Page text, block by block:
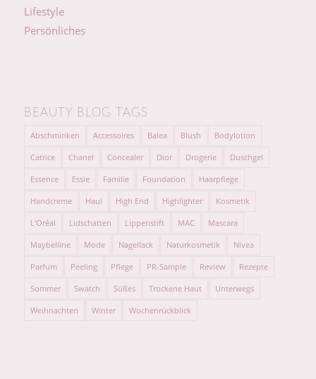
Lifestyle
Persönliches
BEAUTY BLOG TAGS
Abschminken Accessoires Balea Blush Bodylotion
Catrice Chanel Concealer Dior Drogerie Duschgel
Essence Essie Familie Foundation Haarpflege
Handcreme Haul High End Highlighter Kosmetik
L'Oréal Lidschatten Lippenstift MAC Mascara
Maybelline Mode Nagellack Naturkosmetik Nivea
Parfum Peeling Pflege PR-Sample Review Rezepte
Sommer Swatch Süßes Trockene Haut Unterwegs
Weihnachten Winter Wochenrückblick